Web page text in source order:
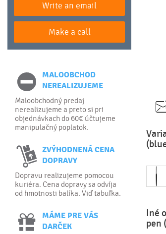
Write an email
Make a call
MALOOBCHOD
NEREALIZUJEME
Maloobchodný predaj
nerealizujeme a preto si pri
objednávkach do 60€ účtujeme
manipulačný poplatok.
ZVÝHODNENÁ CENA
DOPRAVY
Dopravu realizujeme pomocou
kuriéra. Cena dopravy sa odvíja
od hmotnosti balíka. Viď tabuľka.
MÁME PRE VÁS
DARČEK
Iné
pen